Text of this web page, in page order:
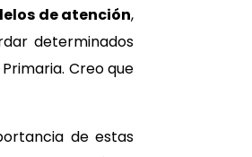
de atención,
determinados
Creo que
de estas